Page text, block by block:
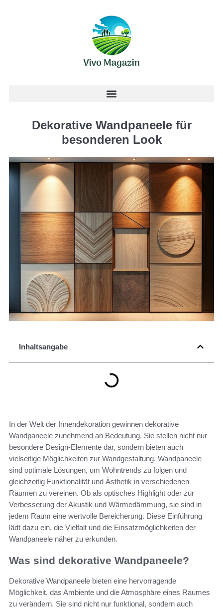
Dekorative Wandpaneele für
besonderen Look
Inhaltsangabe
In der Welt der Innendekoration gewinnen dekorative
Wandpaneele zunehmend an Bedeutung. Sie stellen nicht nur
besondere Design-Elemente dar, sondern bieten auch
vielseitige Möglichkeiten zur Wandgestaltung. Wandpaneele
sind optimale Lösungen, um Wohntrends zu folgen und
gleichzeitig Funktionalität und Ästhetik in verschiedenen
Räumen zu vereinen. Ob als optisches Highlight oder zur
Verbesserung der Akustik und Wärmedämmung, sie sind in
jedem Raum eine wertvolle Bereicherung. Diese Einführung
lädt dazu ein, die Vielfalt und die Einsatzmöglichkeiten der
Wandpaneele näher zu erkunden.
Was sind dekorative Wandpaneele?
Dekorative Wandpaneele bieten eine hervorragende
Möglichkeit, das Ambiente und die Atmosphäre eines Raumes
zu verändern. Sie sind nicht nur funktional, sondern auch